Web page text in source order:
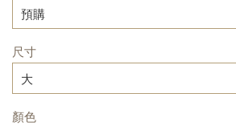
尺寸
顏色